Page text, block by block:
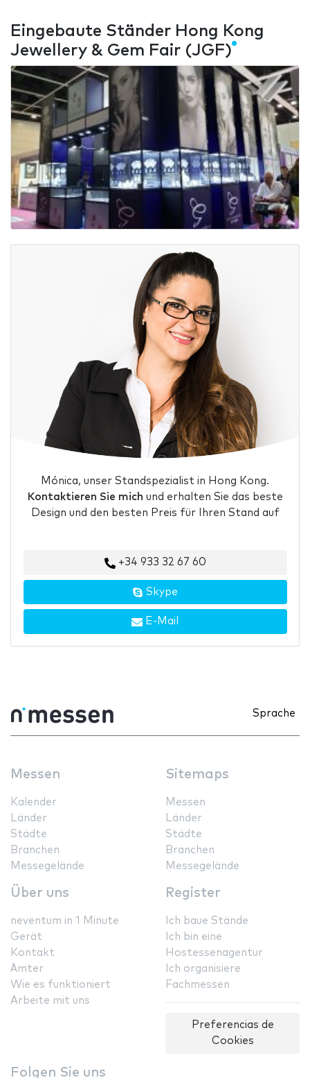
Eingebaute Ständer Hong Kong
Jewellery & Gem Fair (JGF)
Mónica, unser Standspezialist in Hong Kong.
Kontaktieren Sie mich und erhalten Sie das beste
Design und den besten Preis für Ihren Stand auf
+34 933 32 67 60
Skype
E-Mail
Sprache
Messen
Kalender
Länder
Städte
Branchen
Messegelände
Sitemaps
Messen
Länder
Städte
Branchen
Messegelände
Über uns
neventum in 1 Minute
Gerät
Kontakt
Ämter
Wie es funktioniert
Arbeite mit uns
Register
Ich baue Stände
Ich bin eine
Hostessenagentur
Ich organisiere
Fachmessen
Preferencias de
Cookies
Folgen Sie uns